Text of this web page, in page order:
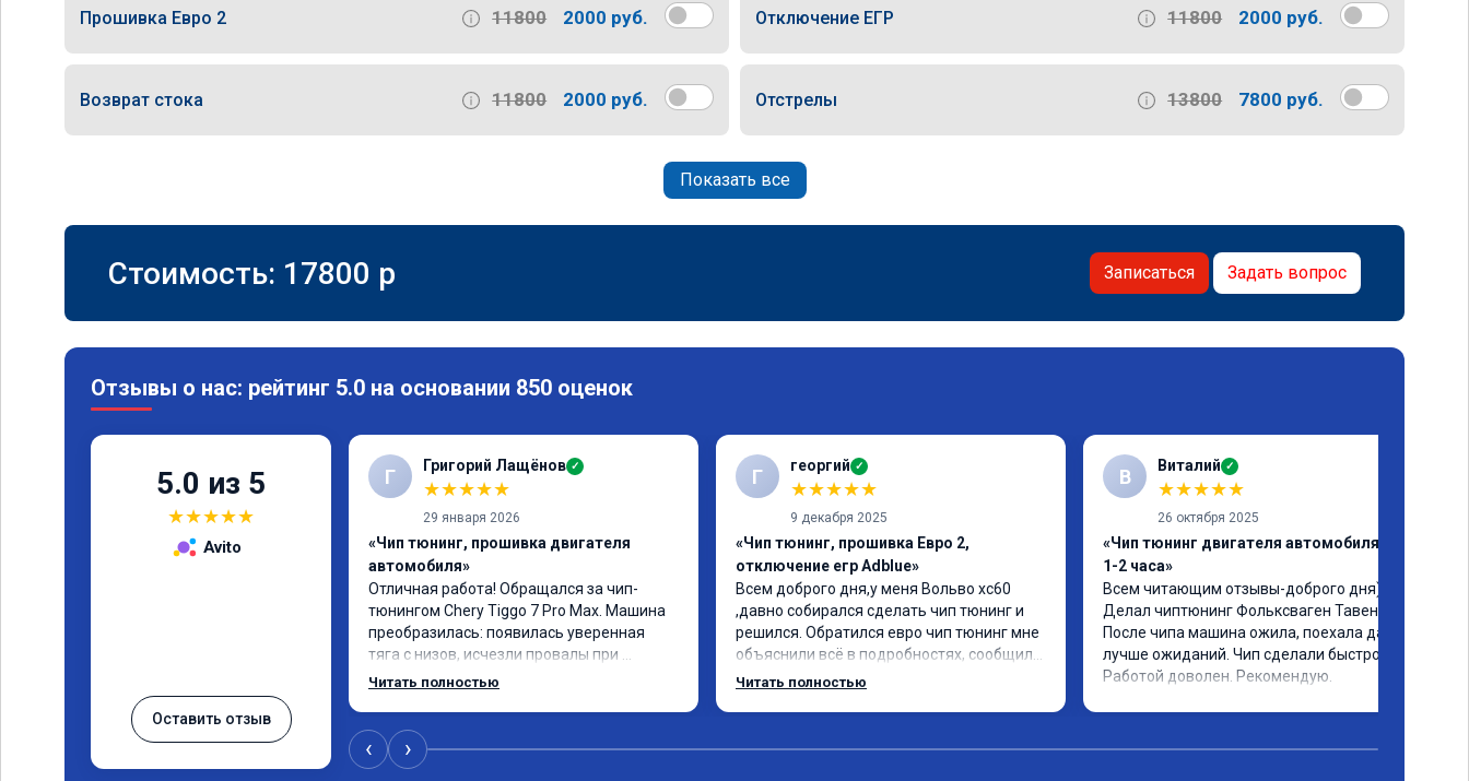
Прошивка Евро 2 11800 2000 руб. Отключение ЕГР 11800 2000 руб.
Возврат стока 11800 2000 руб. Отстрелы 13800 7800 руб.
Показать все
Стоимость: 17800 p Записаться Задать вопрос
Отзывы о нас: рейтинг 5.0 на основании 850 оценок
5.0 из 5
★★★★★
Avito
Оставить отзыв
Г Григорий Лащёнов ✓
★★★★★
29 января 2026
«Чип тюнинг, прошивка двигателя
автомобиля»
Отличная работа! Обращался за чип-
тюнингом Chery Tiggo 7 Pro Max. Машина
преобразилась: появилась уверенная
тяга с низов, исчезли провалы при
разгоне. Расход в спокойном режиме
консультацией. Рекомендую всем, кто
сомневается.
Читать полностью
Г георгий ✓
★★★★★
9 декабря 2025
«Чип тюнинг, прошивка Евро 2,
отключение егр Adblue»
Всем доброго дня,у меня Вольво xc60
,давно собирался сделать чип тюнинг и
решился. Обратился евро чип тюнинг мне
объяснили всё в подробностях, сообщили
сумму записали. Приехал в назначенное
Читать полностью
В Виталий ✓
★★★★★
26 октября 2025
«Чип тюнинг двигателя автомобиля за
1-2 часа»
Всем читающим отзывы-доброго дня))
Делал чиптюнинг Фольксваген Тавендор.
После чипа машина ожила, поехала даже
лучше ожиданий. Чип сделали быстро.
Работой доволен. Рекомендую.
‹ ›